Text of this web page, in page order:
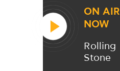
ON AIR
NOW
Rolling
Stone